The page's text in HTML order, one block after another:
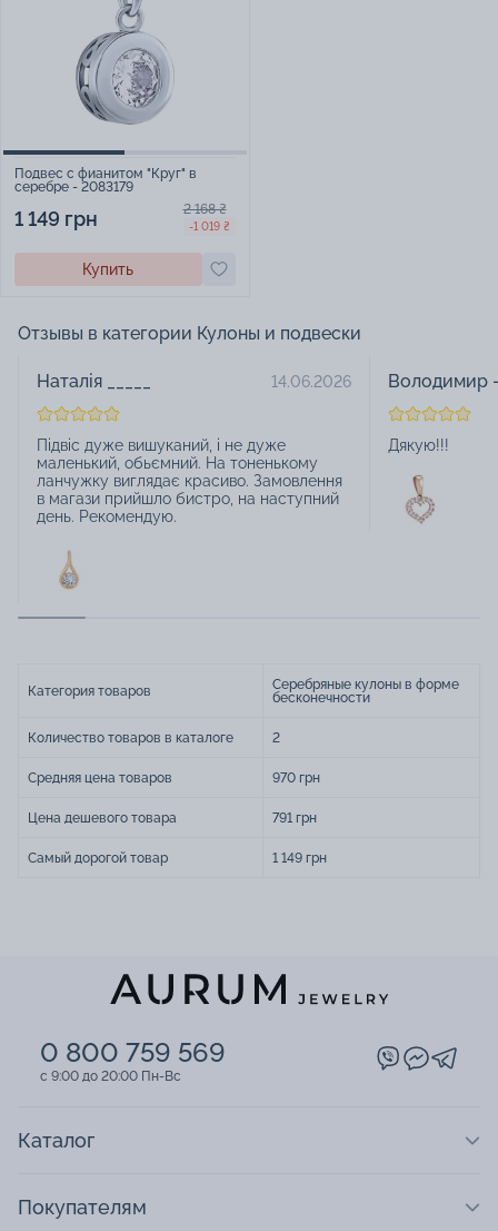
Подвес с фианитом "Круг" в
серебре - 2083179
1 149 грн 2 168 ₴
-1 019 ₴
Купить
Отзывы в категории Кулоны и подвески
Наталія _____ 14.06.2026
Підвіс дуже вишуканий, і не дуже
маленький, обьємний. На тоненькому
ланчужку виглядає красиво. Замовлення
в магази прийшло бистро, на наступний
день. Рекомендую.
Володимир
Дякую!!!
Категория товаров
Серебряные кулоны в форме
бесконечности
Количество товаров в каталоге 2
Средняя цена товаров 970 грн
Цена дешевого товара 791 грн
Самый дорогой товар 1 149 грн
0 800 759 569
c 9:00 до 20:00 Пн-Вс
Каталог
Покупателям